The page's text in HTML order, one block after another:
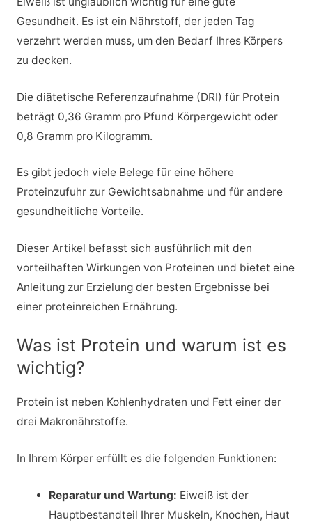
Gesundheit. Es ist ein Nährstoff, der jeden Tag
verzehrt werden muss, um den Bedarf Ihres Körpers
zu decken.
Die diätetische Referenzaufnahme (DRI) für Protein
beträgt 0,36 Gramm pro Pfund Körpergewicht oder
0,8 Gramm pro Kilogramm.
Es gibt jedoch viele Belege für eine höhere
Proteinzufuhr zur Gewichtsabnahme und für andere
gesundheitliche Vorteile.
Dieser Artikel befasst sich ausführlich mit den
vorteilhaften Wirkungen von Proteinen und bietet eine
Anleitung zur Erzielung der besten Ergebnisse bei
einer proteinreichen Ernährung.
Was ist Protein und warum ist es
wichtig?
Protein ist neben Kohlenhydraten und Fett einer der
drei Makronährstoffe.
In Ihrem Körper erfüllt es die folgenden Funktionen:
Reparatur und Wartung: Eiweiß ist der
Hauptbestandteil Ihrer Muskeln, Knochen, Haut